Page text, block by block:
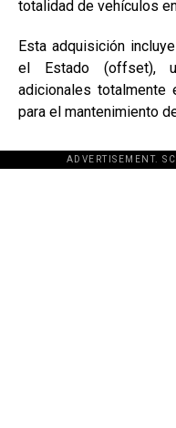
totalidad de vehículos
Esta adquisición
el Estado (offset),
adicionales totalmente
para el mantenimiento
ADVERTISEMENT.